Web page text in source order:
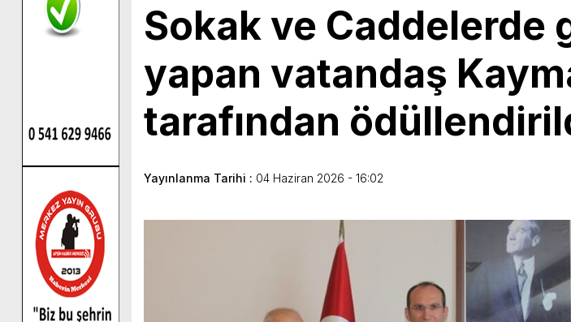
Sokak ve Caddelerde
yapan vatandaş
tarafından
Yayınlanma Tarihi : 04 Haziran 2026 - 16:02